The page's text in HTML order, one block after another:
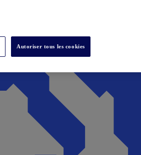
Autoriser tous les cookies